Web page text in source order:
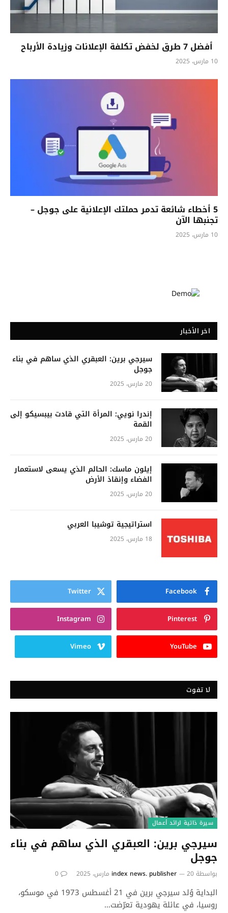
أفضل 7 طرق لخفض تكلفة الإعلانات وزيادة الأرباح
10 مارس، 2025
5 أخطاء شائعة تدمر حملتك الإعلانية على جوجل –
تجنبها الآن
10 مارس، 2025
اخر الأخبار
سيرجي برين: العبقري الذي ساهم في بناء
جوجل
20 مارس، 2025
إندرا نويي: المرأة التي قادت بيبسيكو إلى
القمة
20 مارس، 2025
إيلون ماسك: الحالم الذي يسعى لاستعمار
الفضاء وإنقاذ الأرض
20 مارس، 2025
استراتيجية توشيبا العربي
18 مارس، 2025
Facebook
Twitter
Pinterest
Instagram
YouTube
Vimeo
لا تفوت
سيرة ذاتية لرائد أعمال
سيرجي برين: العبقري الذي ساهم في بناء
جوجل
بواسطة index news. publisher 20 مارس، 2025 0
البداية وُلد سيرجي برين في 21 أغسطس 1973 في موسكو،
روسيا، في عائلة يهودية تعرّضت…